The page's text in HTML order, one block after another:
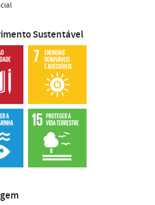
Sustentável